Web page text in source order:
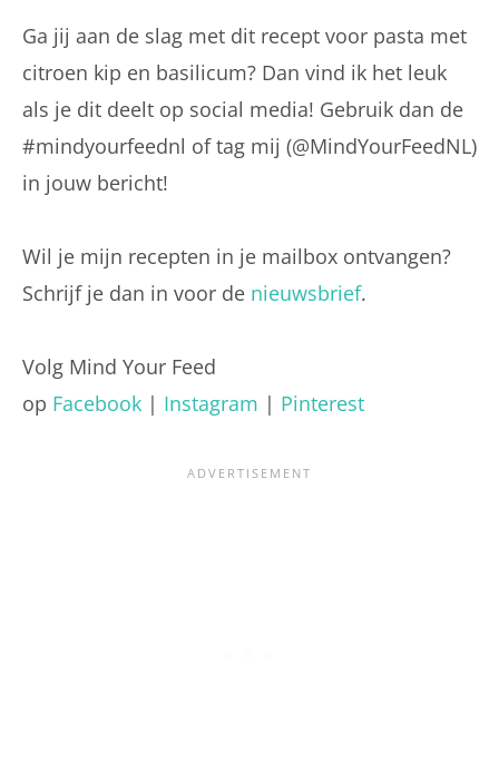
Ga jij aan de slag met dit recept voor pasta met
citroen kip en basilicum? Dan vind ik het leuk
als je dit deelt op social media! Gebruik dan de
#mindyourfeednl of tag mij (@MindYourFeedNL)
in jouw bericht!
Wil je mijn recepten in je mailbox ontvangen?
Schrijf je dan in voor de nieuwsbrief.
Volg Mind Your Feed
op Facebook | Instagram | Pinterest